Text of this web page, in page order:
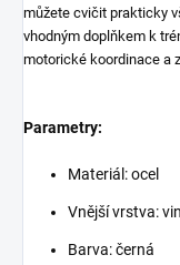
můžete cvičit prakticky
vhodným doplňkem k
motorické koordinace a
Parametry:
Materiál: ocel
Vnější vrstva:
Barva: černá